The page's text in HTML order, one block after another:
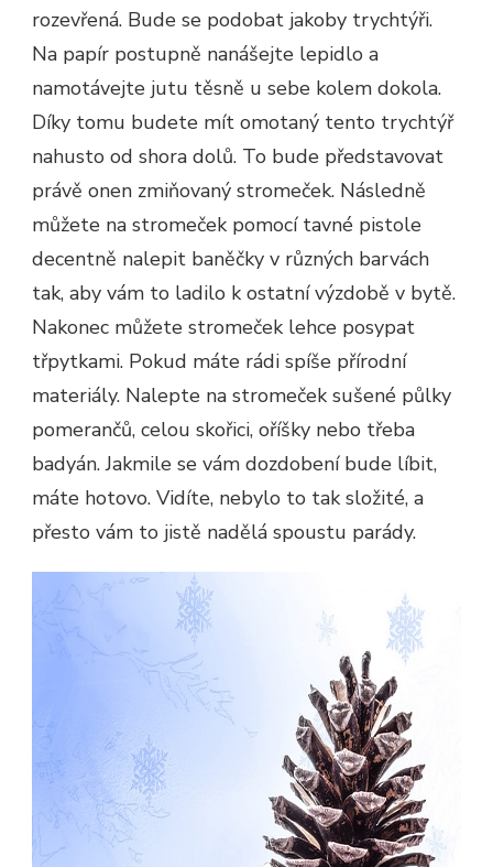
rozevřená. Bude se podobat jakoby trychtýři.
Na papír postupně nanášejte lepidlo a
namotávejte jutu těsně u sebe kolem dokola.
Díky tomu budete mít omotaný tento trychtýř
nahusto od shora dolů. To bude představovat
právě onen zmiňovaný stromeček. Následně
můžete na stromeček pomocí tavné pistole
decentně nalepit baněčky v různých barvách
tak, aby vám to ladilo k ostatní výzdobě v bytě.
Nakonec můžete stromeček lehce posypat
třpytkami. Pokud máte rádi spíše přírodní
materiály. Nalepte na stromeček sušené půlky
pomerančů, celou skořici, oříšky nebo třeba
badyán. Jakmile se vám dozdobení bude líbit,
máte hotovo. Vidíte, nebylo to tak složité, a
přesto vám to jistě nadělá spoustu parády.